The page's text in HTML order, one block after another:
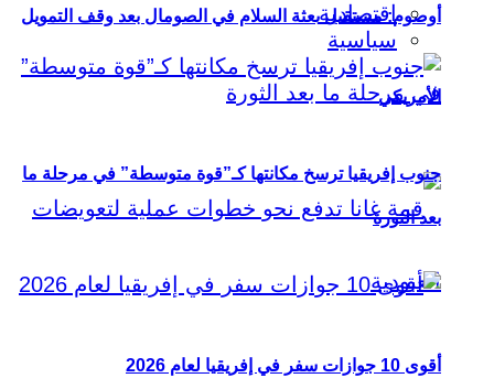
أوصوم: مستقبل بعثة السلام في الصومال بعد وقف التمويل
الأمريكي
اقتصادية
سياسية
جنوب إفريقيا ترسخ مكانتها كـ”قوة متوسطة” في مرحلة ما
بعد الثورة
أقوى 10 جوازات سفر في إفريقيا لعام 2026